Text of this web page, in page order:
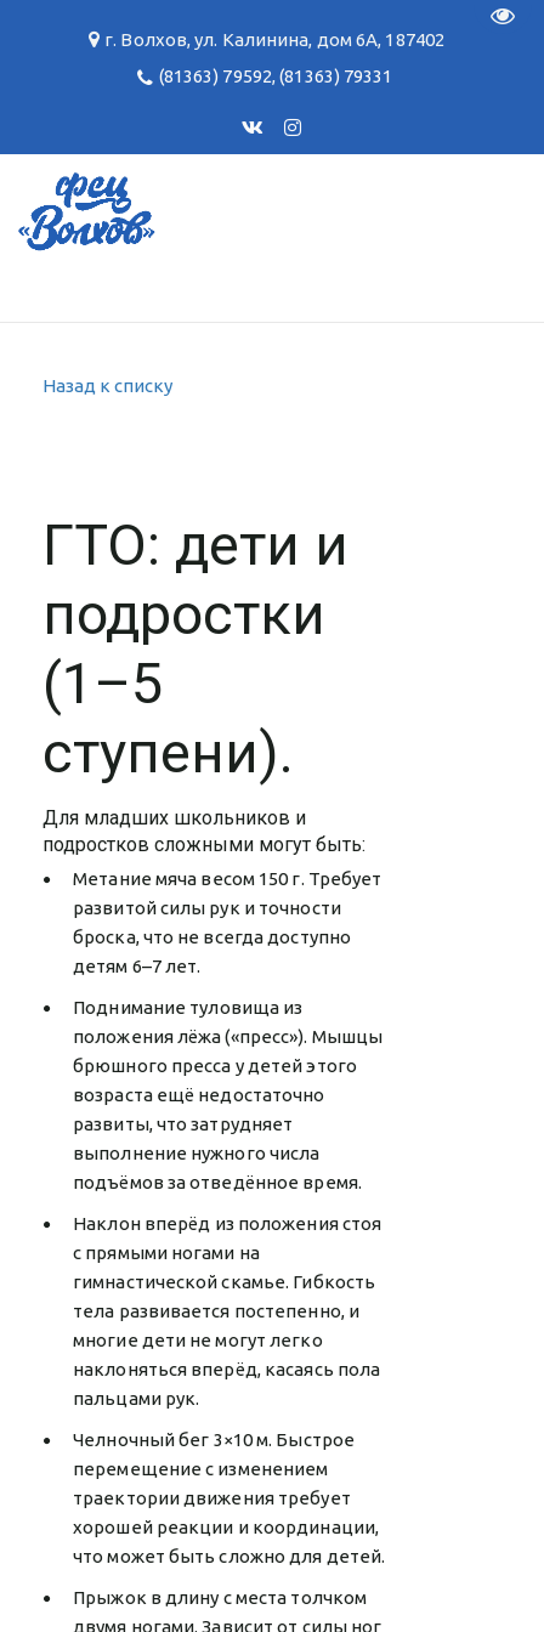
г. Волхов,ул. Калинина, дом 6А, 187402
(81363) 79592,(81363) 79331
Назад к списку
ГТО: дети и
подростки
(1–5
ступени).
Для младших школьников и
подростков сложными могут быть:
Метание мяча весом 150 г. Требует
развитой силы рук и точности
броска, что не всегда доступно
детям 6–7 лет.
Поднимание туловища из
положения лёжа («пресс»). Мышцы
брюшного пресса у детей этого
возраста ещё недостаточно
развиты, что затрудняет
выполнение нужного числа
подъёмов за отведённое время.
Наклон вперёд из положения стоя
с прямыми ногами на
гимнастической скамье. Гибкость
тела развивается постепенно, и
многие дети не могут легко
наклоняться вперёд, касаясь пола
пальцами рук.
Челночный бег 3×10 м. Быстрое
перемещение с изменением
траектории движения требует
хорошей реакции и координации,
что может быть сложно для детей.
Прыжок в длину с места толчком
двумя ногами. Зависит от силы ног